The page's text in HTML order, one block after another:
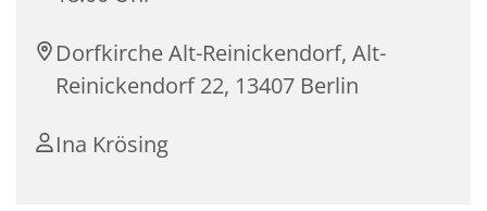
Dorfkirche Alt-Reinickendorf, Alt-
Reinickendorf 22, 13407 Berlin
Ina Krösing